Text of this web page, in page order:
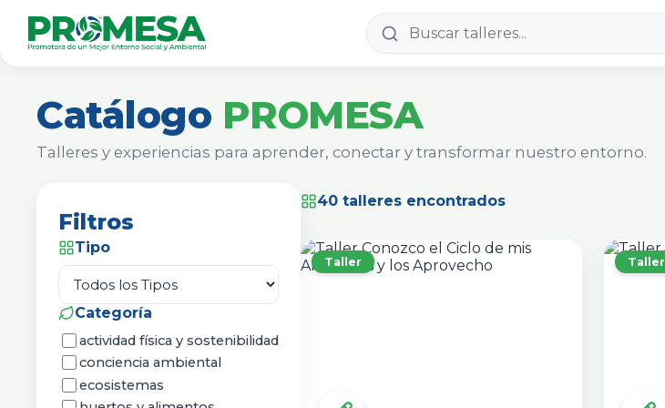
Catálogo PROMESA
Talleres y experiencias para aprender, conectar y transformar nuestro entorno.
Filtros
Tipo
Categoría
actividad física y sostenibilidad
conciencia ambiental
ecosistemas
40 talleres encontrados
Taller Taller